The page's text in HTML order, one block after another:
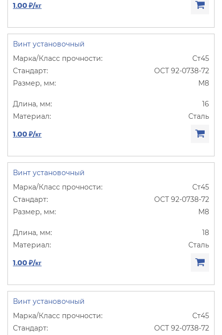
1.00 ₽/кг
Винт установочный
Ст45
ОСТ 92-0738-72
М8
16
Сталь
1.00 ₽/кг
Винт установочный
Ст45
ОСТ 92-0738-72
М8
18
Сталь
1.00 ₽/кг
Винт установочный
Ст45
ОСТ 92-0738-72